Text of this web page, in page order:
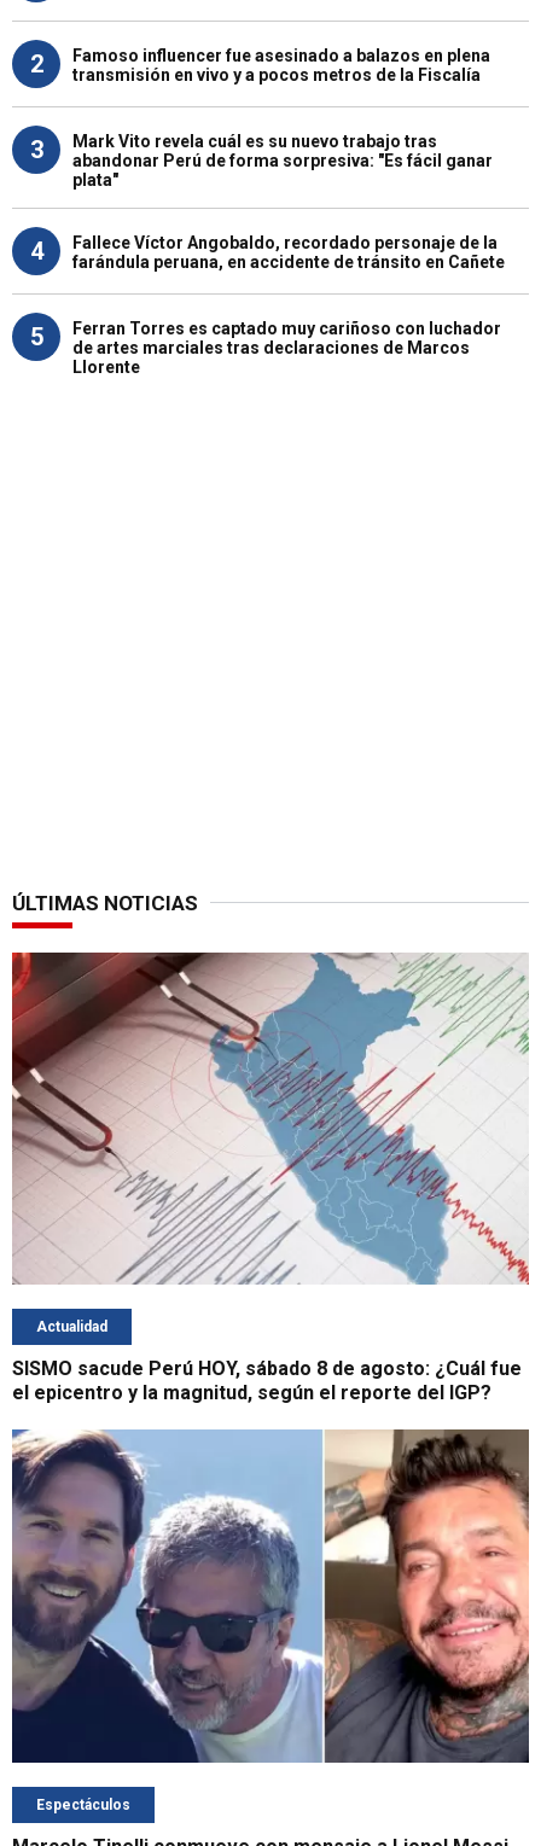
2
Famoso influencer fue asesinado a balazos en plena
transmisión en vivo y a pocos metros de la Fiscalía
3
Mark Vito revela cuál es su nuevo trabajo tras
abandonar Perú de forma sorpresiva: "Es fácil ganar
plata"
4
Fallece Víctor Angobaldo, recordado personaje de la
farándula peruana, en accidente de tránsito en Cañete
5
Ferran Torres es captado muy cariñoso con luchador
de artes marciales tras declaraciones de Marcos
Llorente
ÚLTIMAS NOTICIAS
Actualidad
SISMO sacude Perú HOY, sábado 8 de agosto: ¿Cuál fue
el epicentro y la magnitud, según el reporte del IGP?
Espectáculos